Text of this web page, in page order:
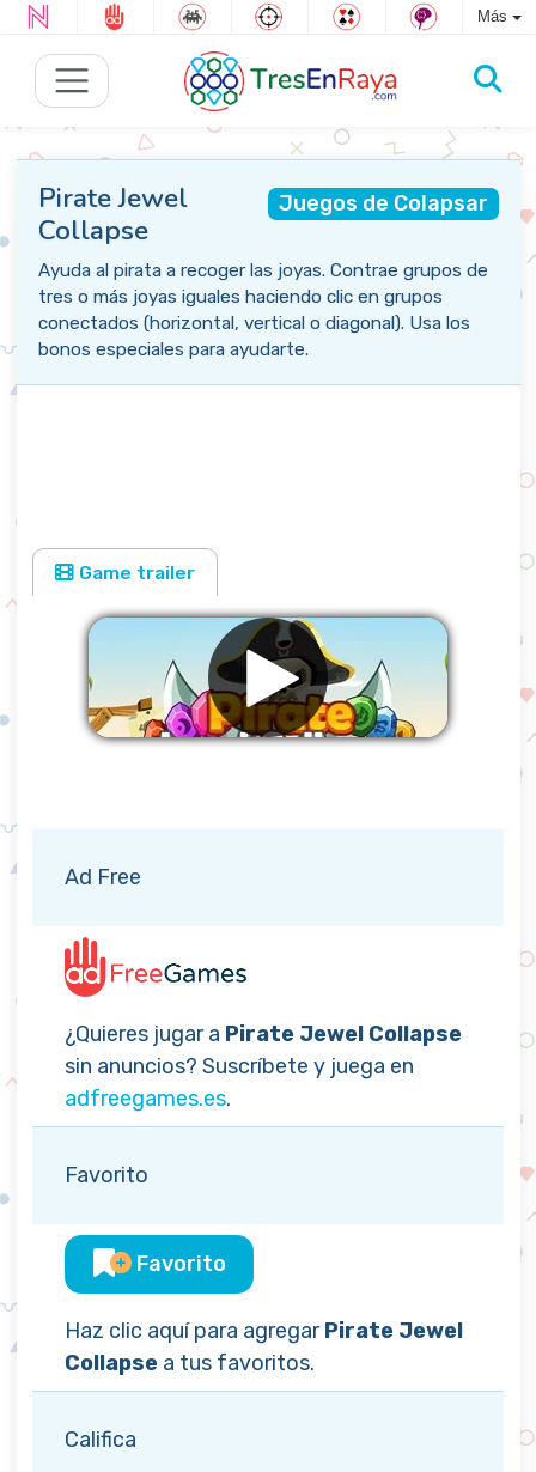
Más
Juegos de Colapsar
Pirate Jewel
Collapse
Ayuda al pirata a recoger las joyas. Contrae grupos de
tres o más joyas iguales haciendo clic en grupos
conectados (horizontal, vertical o diagonal). Usa los
bonos especiales para ayudarte.
Game trailer
Ad Free
¿Quieres jugar a Pirate Jewel Collapse
sin anuncios? Suscríbete y juega en
adfreegames.es.
Favorito
Favorito
Haz clic aquí para agregarPirate Jewel
Collapse a tus favoritos.
Califica